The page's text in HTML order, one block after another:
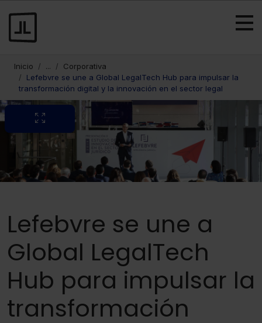
Inicio ...
Corporativa
Lefebvre se une a Global LegalTech Hub para impulsar la
transformación digital y la innovación en el sector legal
Lefebvre se une a
Global LegalTech
Hub para impulsar la
transformación